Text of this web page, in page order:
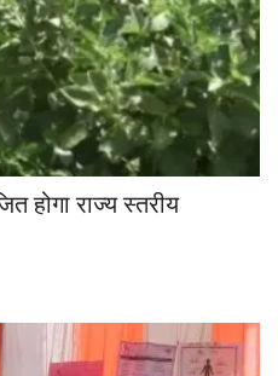
होगा राज्य स्तरीय